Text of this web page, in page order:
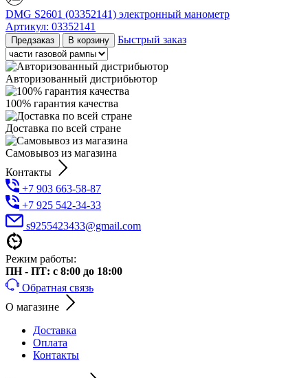
DMG S2601 (03352141) электронный манометр
Артикул: 03352141
Предзаказ В корзину Быстрый заказ
Авторизованный дистрибьютор
100% гарантия качества
Доставка по всей стране
Самовывоз из магазина
Контакты
+7 903 663-58-87
+7 925 542-34-33
s9255423433@gmail.com
Режим работы:
ПН - ПТ: с 8:00 до 18:00
Обратная связь
О магазине
Доставка
Оплата
Контакты